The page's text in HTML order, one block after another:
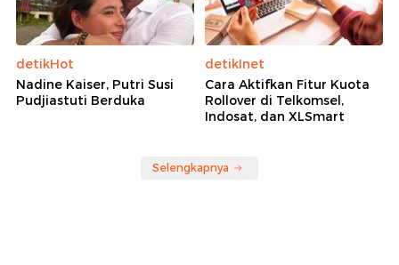
detikHot
Nadine Kaiser, Putri Susi
Pudjiastuti Berduka
detikInet
Cara Aktifkan Fitur Kuota
Rollover di Telkomsel,
Indosat, dan XLSmart
Selengkapnya